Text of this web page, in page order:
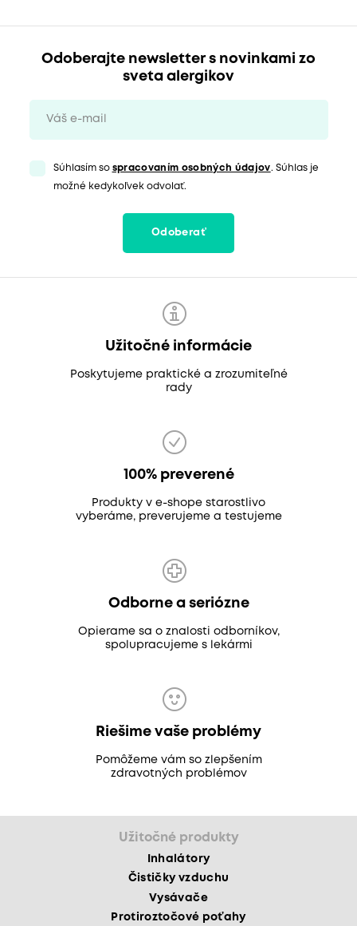
Odoberajte newsletter s novinkami zo
sveta alergikov
Súhlasím so spracovaním osobných údajov. Súhlas je
možné kedykoľvek odvolať.
Odoberať
Užitočné informácie
Poskytujeme praktické a zrozumiteľné
rady
100% preverené
Produkty v e-shope starostlivo
vyberáme, preverujeme a testujeme
Odborne a seriózne
Opierame sa o znalosti odborníkov,
spolupracujeme s lekármi
Riešime vaše problémy
Pomôžeme vám so zlepšením
zdravotných problémov
Užitočné produkty
Inhalátory
Čističky vzduchu
Vysávače
Protiroztočové poťahy